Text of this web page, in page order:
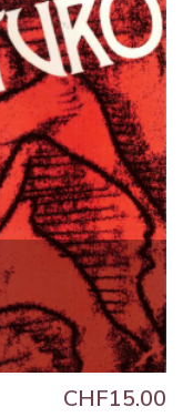
CHF15.00